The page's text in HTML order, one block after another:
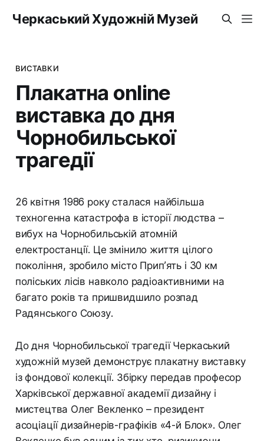
Черкаський Художній Музей
ВИСТАВКИ
Плакатна online
виставка до дня
Чорнобильської
трагедії
26 квітня 1986 року сталася найбільша
техногенна катастрофа в історії людства –
вибух на Чорнобильській атомній
електростанції. Це змінило життя цілого
покоління, зробило місто Прип’ять і 30 км
поліських лісів навколо радіоактивними на
багато років та пришвидшило розпад
Радянського Союзу.
До дня Чорнобильської трагедії Черкаський
художній музей демонструє плакатну виставку
із фондової колекції. Збірку передав професор
Харківської державної академії дизайну і
мистецтва Олег Векленко – президент
асоціації дизайнерів-графіків «4-й Блок». Олег